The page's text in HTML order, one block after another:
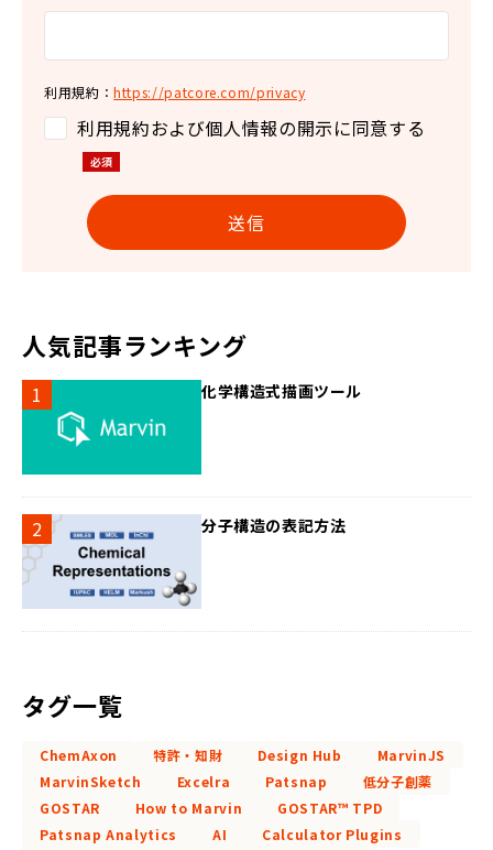
利用規約：https://patcore.com/privacy
利用規約および個人情報の開示に同意する
人気記事ランキング
化学構造式描画ツール
分子構造の表記方法
タグ一覧
ChemAxon 特許・知財 Design Hub
MarvinJS
MarvinSketch
Excelra Patsnap
低分子創薬
GOSTAR
How to Marvin
GOSTAR™ TPD
Patsnap Analytics
AI
Calculator Plugins